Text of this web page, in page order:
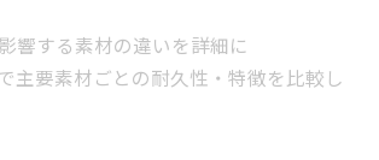
響する素材の違いを詳細に
主要素材ごとの耐久性・特徴を比較し